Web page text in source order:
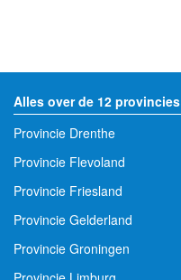
Alles over de 12 provincies
Provincie Drenthe
Provincie Flevoland
Provincie Friesland
Provincie Gelderland
Provincie Groningen